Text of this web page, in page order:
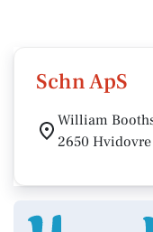
Schn ApS
William
2650 Hvidovre